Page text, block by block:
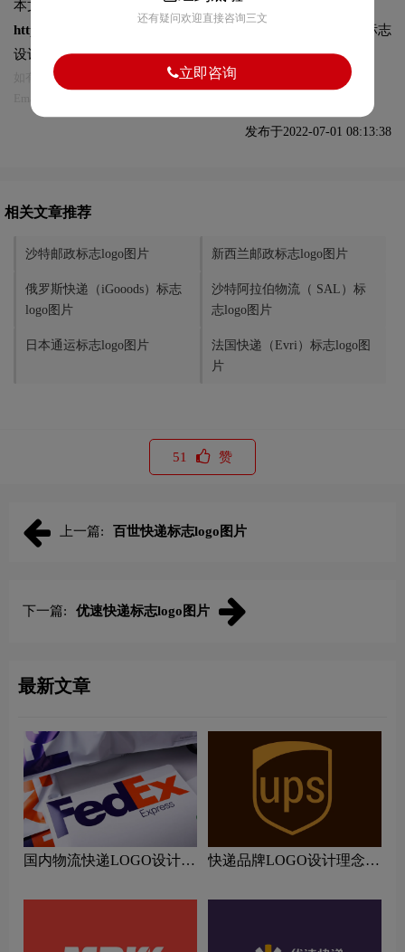
本文标题和链接
顺丰同城标志logo图片:
https://logo9.net/works/9307.html
转载时请注明出处为诗宸标志
设计及本链接!
如有内容侵犯您的合法权益，请及时与我们联系
发布于2022-07-01 08:13:38
相关文章推荐
沙特邮政标志logo图片 新西兰邮政标志logo图片
俄罗斯快递（iGooods）标志
logo图片
沙特阿拉伯物流（ SAL）标
志logo图片
日本通运标志logo图片
法国快递（Evri）标志logo图
片
51 赞
上一篇: 百世快递标志logo图片
下一篇: 优速快递标志logo图片
最新文章
国内物流快递LOGO设计理
快递品牌LOGO设计理念解
还有疑问欢迎直接咨询三文
立即咨询